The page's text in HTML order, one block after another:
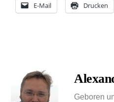
E-Mail Drucken
Geboren